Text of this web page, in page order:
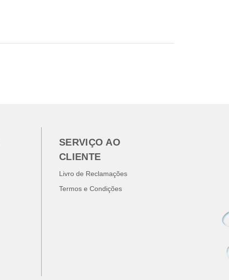
SERVIÇO AO
CLIENTE
Livro de Reclamações
Termos e Condições